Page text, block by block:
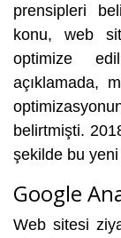
prensipleri
konu, web
optimize
açıklamada,
belirtmişti.
şekilde bu yeni
Google
Web sitesi